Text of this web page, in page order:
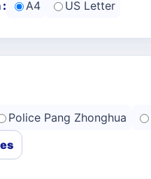
: A4 US Letter
Police Pang Zhonghua